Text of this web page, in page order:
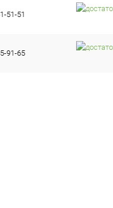
51-51
91-65